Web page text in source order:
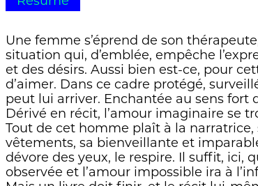
Une femme s’éprend de son
situation qui, d’emblée, empêche
et des désirs. Aussi bien est-ce, pour
d’aimer. Dans ce cadre protégé,
peut lui arriver. Enchantée au sens fort
Dérivé en récit, l’amour imaginaire se
Tout de cet homme plaît à la narratrice,
vêtements, sa bienveillante et
dévore des yeux, le respire. Il suffit, ici,
observée et l’amour impossible ira à